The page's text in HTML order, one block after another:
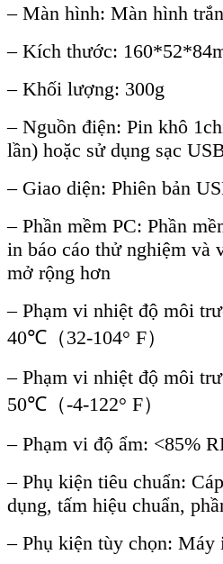
– Màn hình: Màn hình
– Kích thước:
– Khối lượng: 300g
– Nguồn điện: Pin khô
lần) hoặc sử dụng sạc
– Giao diện: Phiên bản
– Phần mềm PC: Phần
in báo cáo thử nghiệm và
mở rộng hơn
– Phạm vi nhiệt độ môi
40℃（32-104° F）
– Phạm vi nhiệt độ môi
50℃（-4-122° F）
– Phạm vi độ ẩm: <85%
– Phụ kiện tiêu chuẩn:
dụng, tấm hiệu chuẩn,
– Phụ kiện tùy chọn: Máy